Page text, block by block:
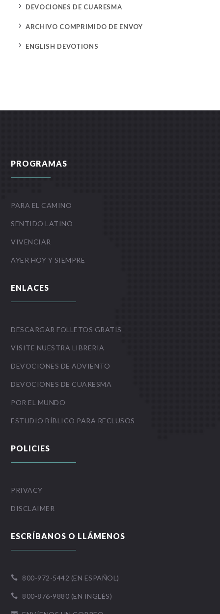
5 DEVOCIONES DE CUARESMA
5 ARCHIVO COMPRIMIDO DE ENVOY
5 ENGLISH DEVOTIONS
PROGRAMAS
PARA EL CAMINO
SENTIDO LATINO
VIVENCIAR
AYER HOY Y SIEMPRE
ENLACES
DESCARGAR FOLLETOS GRATIS
VISITE NUESTRA LIBRERIA
DEVOCIONES DE ADVIENTO
DEVOCIONES DE CUARESMA
POR EL MUNDO
ESTUDIO BÍBLICO PARA RECLUSOS
POLICIES
PRIVACY
DISCLAIMER
ESCRÍBANOS O LLÁMENOS
 800-972-5442 (EN ESPAÑOL)
 800-876-9880 (EN INGLÉS)